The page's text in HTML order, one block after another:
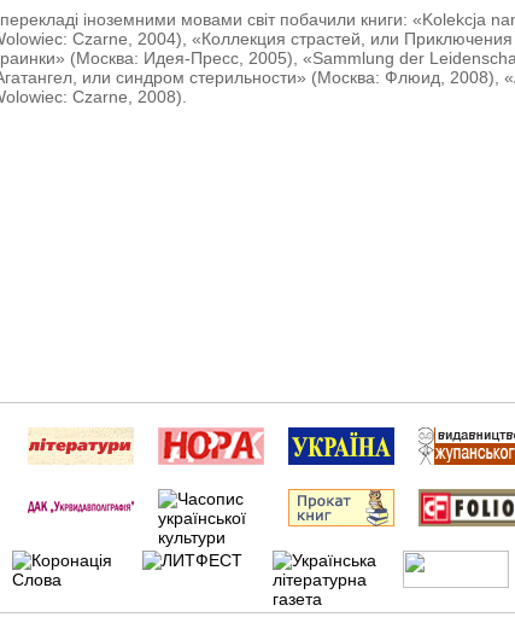
іноземними мовами світ побачили книги: «Kolekcja
Czarne, 2004), «Коллекция страстей, или
(Москва: Идея-Пресс, 2005), «Sammlung der
или синдром стерильности» (Москва: Флюид, 2008),
Czarne, 2008).